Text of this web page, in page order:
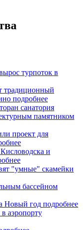
турпоток в
традиционный
подробнее
санатория
памятником
проект для
и
"умные" скамейки
бассейном
Новый год подробнее
аэропорту